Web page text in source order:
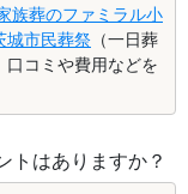
族葬のファミラル小
城市民葬祭 （一日葬
コミや費用などを
トはありますか？